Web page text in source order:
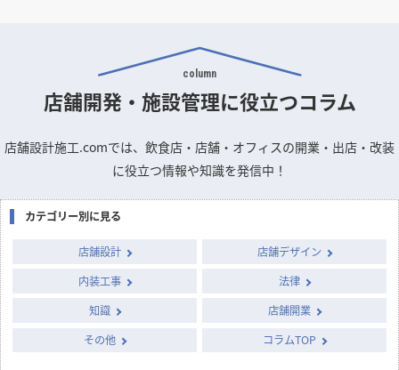
column
店舗開発・施設管理に役立つコラム
店舗設計施工.comでは、飲食店・店舗・オフィスの開業・出店・改装
に役立つ情報や知識を発信中！
カテゴリー別に見る
店舗設計
店舗デザイン
内装工事
法律
知識
店舗開業
その他
コラムTOP